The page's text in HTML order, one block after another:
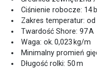
Ciśnienie robocze: 14
Zakres temperatur: od
Twardość Shore: 97 A
Waga: ok. 0,023 kg/m
Minimalny promień
Długość rolki: 50 m